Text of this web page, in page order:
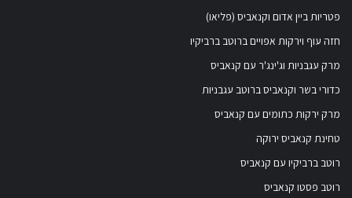
פטריות ביין אדום וקנאביס (פליאו)
חזה עוף וירקות אפויים ברוטב ברביקיו
מרק עגבניות וג'ינג'ר עם קנאביס
כדורי בשר וקנאביס ברוטב עגבניות
מרק ירקות כתומים עם קנאביס
טחינת קנאביס ירוקה
רוטב ברביקיו עם קנאביס
רוטב פסטו קנאביס